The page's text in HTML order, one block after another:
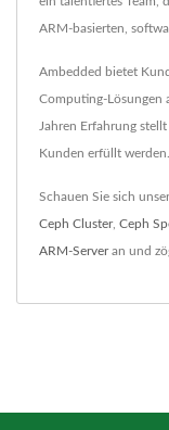
ARM-basierten,
Ambedded bietet
Computing-Lösungen
Jahren Erfahrung
Kunden erfüllt werden.
Schauen Sie sich
Ceph Cluster, Ceph
ARM-Serveran und